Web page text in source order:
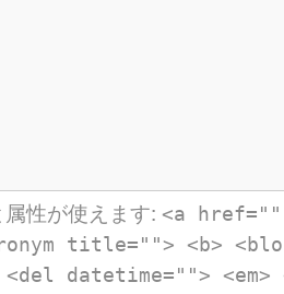
属性が使えます: <a
title=""> <b>
<del datetime="">